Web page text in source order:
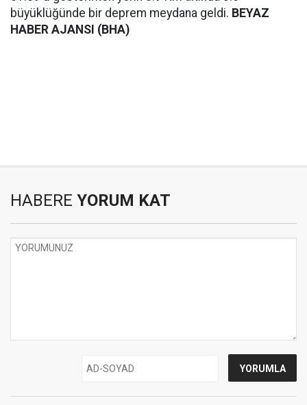
büyüklüğünde bir deprem meydana geldi. BEYAZ
HABER AJANSI (BHA)
HABERE YORUM KAT